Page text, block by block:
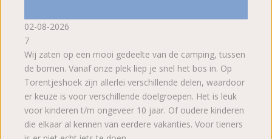
02-08-2026
7
Wij zaten op een mooi gedeelte van de camping, tussen
de bomen. Vanaf onze plek liep je snel het bos in. Op
Torentjeshoek zijn allerlei verschillende delen, waardoor
er keuze is voor verschillende doelgroepen. Het is leuk
voor kinderen t/m ongeveer 10 jaar. Of oudere kinderen
die elkaar al kennen van eerdere vakanties. Voor tieners